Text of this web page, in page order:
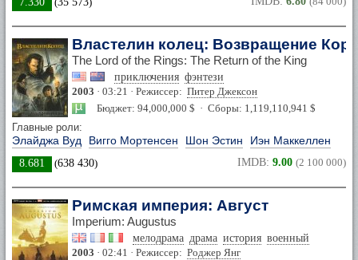
Властелин колец: Возвращение
The Lord of the Rings: The Return of the King
приключения фэнтези
2003 · 03:21 · Режиссер: Питер Джексон
Бюджет: 94,000,000 $ · Сборы: 1,119,110,941 $
Главные роли:
Элайджа Вуд Вигго Мортенсен Шон Эстин Иэн Маккеллен
8.681 (638 430) IMDB: 9.00 (2 100 000)
Римская империя: Август
Imperium: Augustus
мелодрама драма история военный
2003 · 02:41 · Режиссер: Роджер Янг